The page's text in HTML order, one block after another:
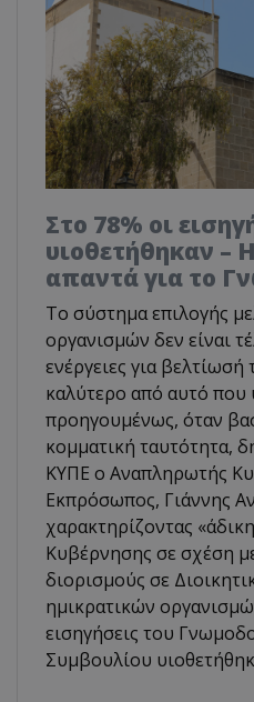
Στο 78% οι
υιοθετήθηκαν –
απαντά για το
Το σύστημα επιλογής
οργανισμών δεν είναι
ενέργειες για
καλύτερο από αυτό που
προηγουμένως, όταν
κομματική ταυτότητα,
ΚΥΠΕ ο Αναπληρωτής
Εκπρόσωπος, Γιάννης
χαρακτηρίζοντας
Κυβέρνησης σε σχέση
διορισμούς σε
ημικρατικών
εισηγήσεις του
Συμβουλίου